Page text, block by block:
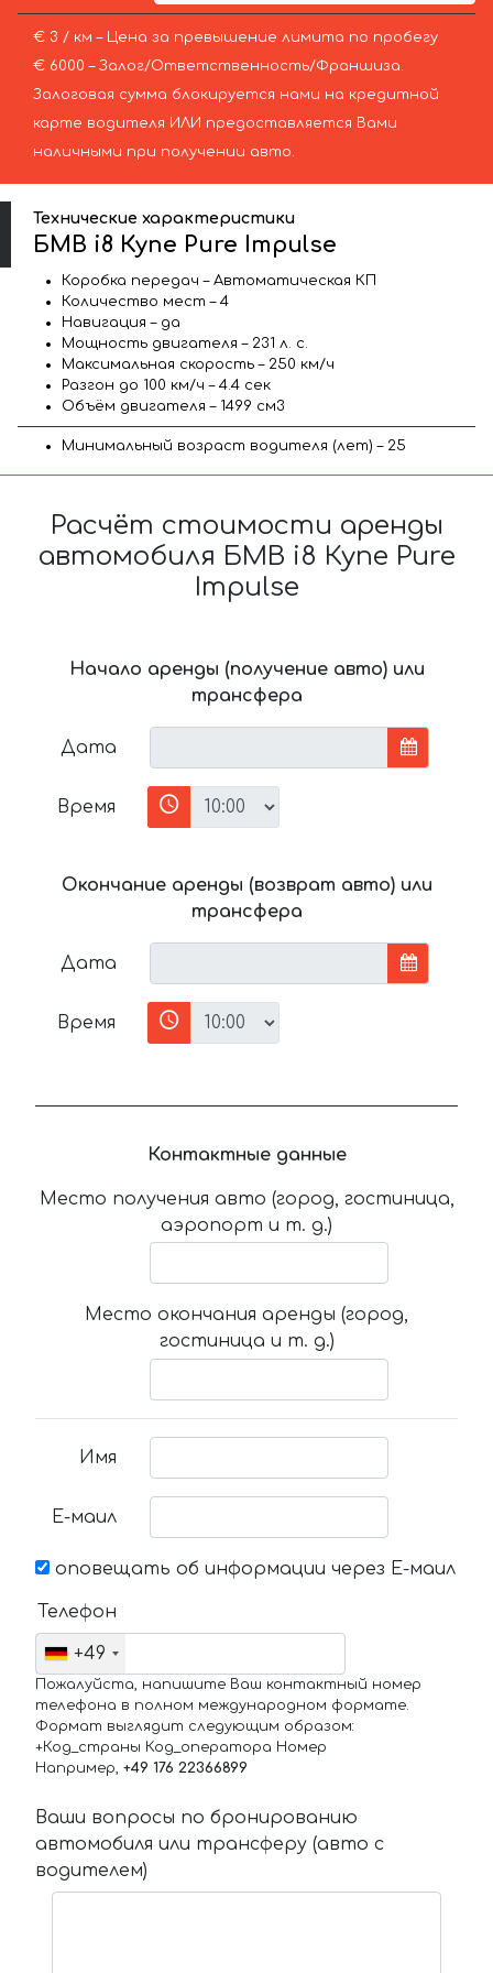
€ 3 / км – Цена за превышение лимита по пробегу
€ 6000 – Залог/Ответственность/Франшиза.
Залоговая сумма блокируется нами на кредитной
карте водителя ИЛИ предоставляется Вами
наличными при получении авто.
Технические характеристики
БМВ i8 Купе Pure Impulse
Коробка передач – Автоматическая КП
Количество мест – 4
Навигация – да
Мощность двигателя – 231 л. с.
Максимальная скорость – 250 км/ч
Разгон до 100 км/ч – 4.4 сек
Объём двигателя – 1499 см3
Минимальный возраст водителя (лет) – 25
Расчёт стоимости аренды
автомобиля БМВ i8 Купе Pure
Impulse
Начало аренды (получение авто) или
трансфера
Дата
Время
Окончание аренды (возврат авто) или
трансфера
Дата
Время
Контактные данные
Место получения авто (город, гостиница,
аэропорт и т. д.)
Место окончания аренды (город,
гостиница и т. д.)
Имя
Е-маил
оповещать об информации через Е-маил
Телефон
+49
Пожалуйста, напишите Ваш контактный номер
телефона в полном международном формате.
Формат выглядит следующим образом:
+Код_страны Код_оператора Номер
Например, +49 176 22366899
Ваши вопросы по бронированию
автомобиля или трансферу (авто с
водителем)